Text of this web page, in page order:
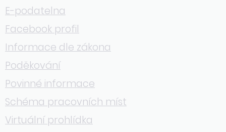
E-podatelna
Facebook profil
Informace dle zákona
Poděkování
Povinné informace
Schéma pracovních míst
Virtuální prohlídka